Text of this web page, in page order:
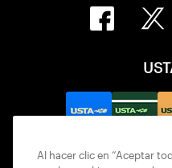
Al hacer clic en “Aceptar